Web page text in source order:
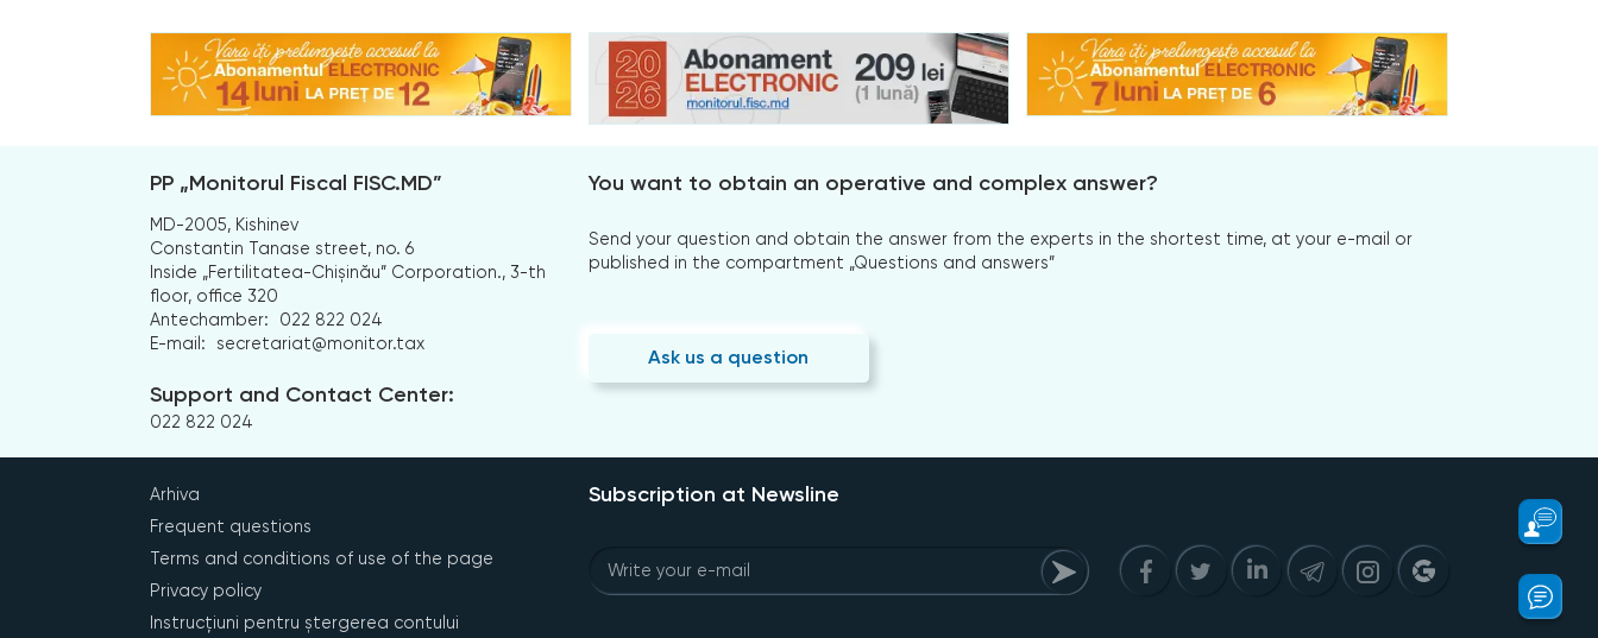
PP „Monitorul Fiscal FISC.MD”
MD-2005, Kishinev
Constantin Tanase street, no. 6
Inside „Fertilitatea-Chișinău” Corporation., 3-th
floor, office 320
Antechamber:
022 822 024
E-mail:
secretariat@monitor.tax
Support and Contact Center:
022 822 024
You want to obtain an operative and complex answer?
Send your question and obtain the answer from the experts in the shortest time, at your e-mail or
published in the compartment „Questions and answers”
Ask us a question
Arhiva
Frequent questions
Terms and conditions of use of the page
Privacy policy
Instrucțiuni pentru ștergerea contului
Subscription at Newsline